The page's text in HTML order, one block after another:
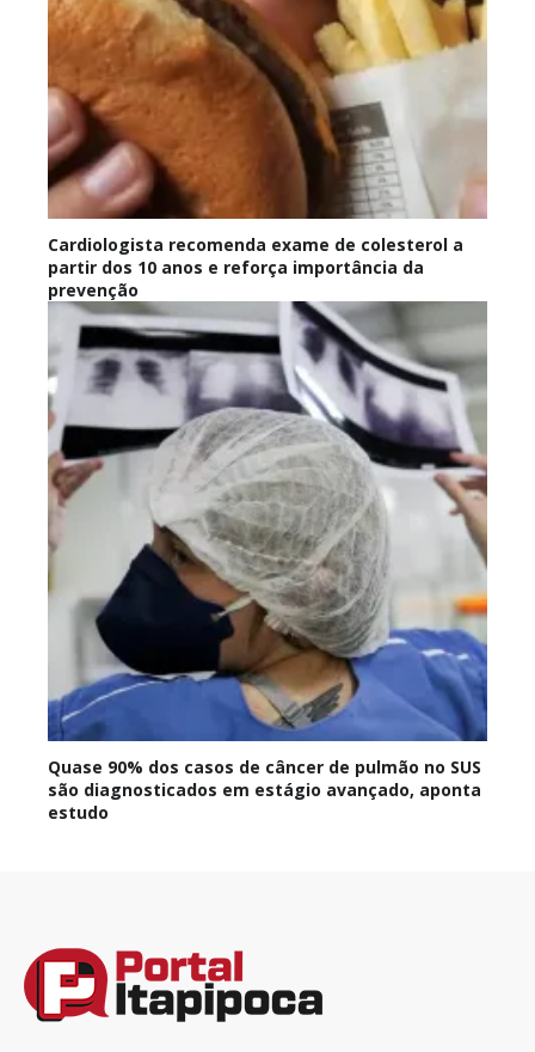
Cardiologista recomenda exame de colesterol a
partir dos 10 anos e reforça importância da
prevenção
Quase 90% dos casos de câncer de pulmão no SUS
são diagnosticados em estágio avançado, aponta
estudo